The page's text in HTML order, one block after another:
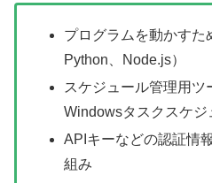
プログラムを動かすた
Python、Node.js）
スケジュール管理用ツ
Windowsタスクスケジ
APIキーなどの認証情
組み